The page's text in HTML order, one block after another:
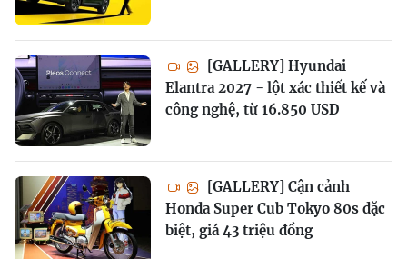
[GALLERY] Hyundai
Elantra 2027 - lột xác thiết kế và
công nghệ, từ 16.850 USD
[GALLERY] Cận cảnh
Honda Super Cub Tokyo 80s đặc
biệt, giá 43 triệu đồng